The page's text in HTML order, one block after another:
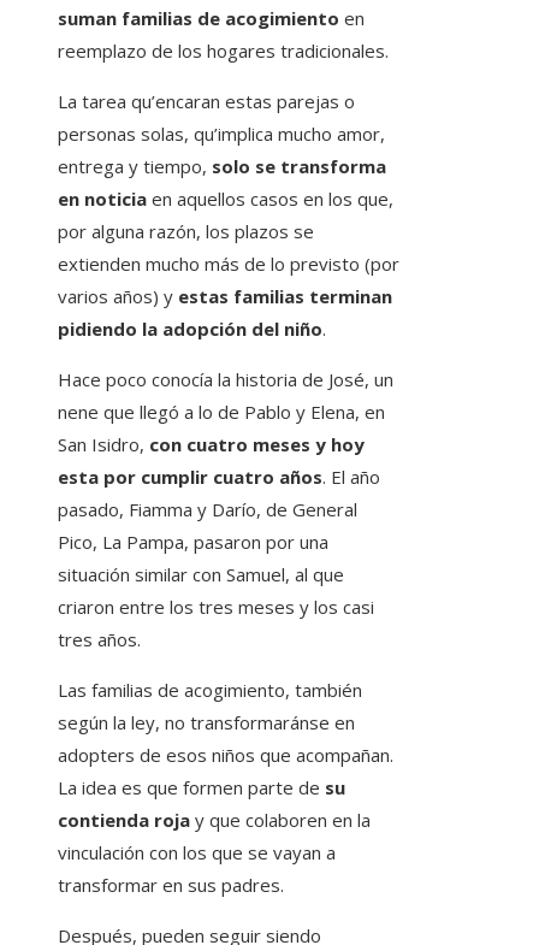
suman familias de acogimiento en
reemplazo de los hogares tradicionales.
La tarea qu’encaran estas parejas o
personas solas, qu’implica mucho amor,
entrega y tiempo, solo se transforma
en noticia en aquellos casos en los que,
por alguna razón, los plazos se
extienden mucho más de lo previsto (por
varios años) y estas familias terminan
pidiendo la adopción del niño.
Hace poco conocía la historia de José, un
nene que llegó a lo de Pablo y Elena, en
San Isidro, con cuatro meses y hoy
esta por cumplir cuatro años. El año
pasado, Fiamma y Darío, de General
Pico, La Pampa, pasaron por una
situación similar con Samuel, al que
criaron entre los tres meses y los casi
tres años.
Las familias de acogimiento, también
según la ley, no transformaránse en
adopters de esos niños que acompañan.
La idea es que formen parte de su
contienda roja y que colaboren en la
vinculación con los que se vayan a
transformar en sus padres.
Después, pueden seguir siendo